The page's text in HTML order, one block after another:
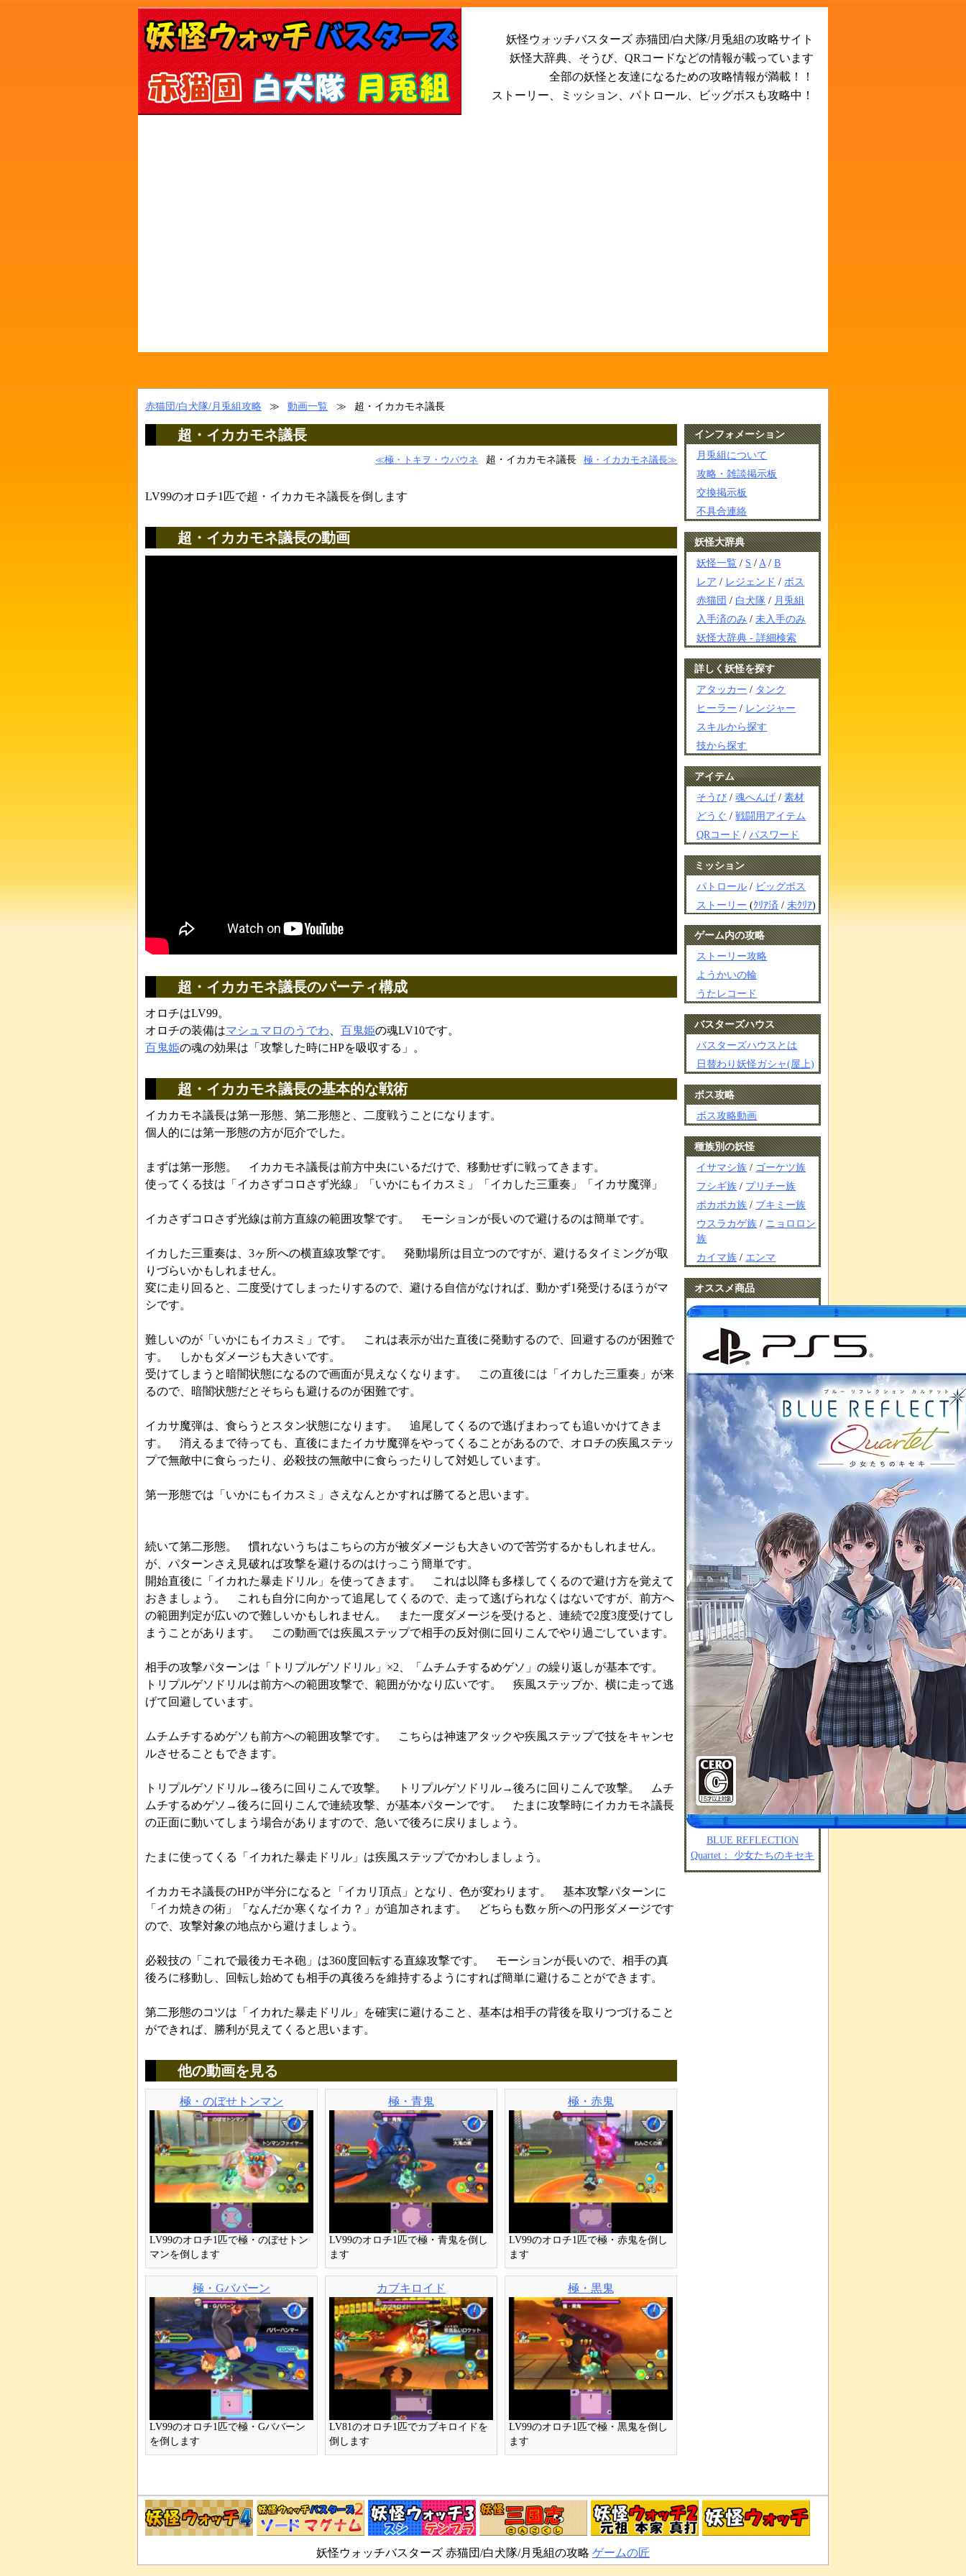
妖怪ウォッチバスターズ 赤猫団/白犬隊/月兎組の攻略サイト
妖怪大辞典、そうび、QRコードなどの情報が載っています
全部の妖怪と友達になるための攻略情報が満載！！
ストーリー、ミッション、パトロール、ビッグボスも攻略中！
赤猫団/白犬隊/月兎組攻略 ≫ 動画一覧 ≫ 超・イカカモネ議長
超・イカカモネ議長
≪極・トキヲ・ウバウネ 超・イカカモネ議長 極・イカカモネ議長≫
LV99のオロチ1匹で超・イカカモネ議長を倒します
超・イカカモネ議長の動画
超・イカカモネ議長のパーティ構成
オロチはLV99。
オロチの装備はマシュマロのうでわ 百鬼姫の魂LV10です。
百鬼姫の魂の効果は「攻撃した時にHPを吸収する」。
超・イカカモネ議長の基本的な戦術
イカカモネ議長は第一形態、第二形態と、二度戦うことになります。
個人的には第一形態の方が厄介でした。
まずは第一形態。 イカカモネ議長は前方中央にいるだけで、移動せずに戦ってきます。
使ってくる技は「イカさずコロさず光線」「いかにもイカスミ」「イカした三重奏」「イカサ魔弾」
イカさずコロさず光線は前方直線の範囲攻撃です。 モーションが長いので避けるのは簡単です。
イカした三重奏は、3ヶ所への横直線攻撃です。 発動場所は目立つのですが、避けるタイミングが取
りづらいかもしれません。
変に走り回ると、二度受けてしまったりするので、避ける自信がなければ、動かず1発受けるほうがマ
シです。
難しいのが「いかにもイカスミ」です。 これは表示が出た直後に発動するので、回避するのが困難で
す。 しかもダメージも大きいです。
受けてしまうと暗闇状態になるので画面が見えなくなります。 この直後には「イカした三重奏」が来
るので、暗闇状態だとそちらも避けるのが困難です。
イカサ魔弾は、食らうとスタン状態になります。 追尾してくるので逃げまわっても追いかけてきま
す。 消えるまで待っても、直後にまたイカサ魔弾をやってくることがあるので、オロチの疾風ステッ
プで無敵中に食らったり、必殺技の無敵中に食らったりして対処しています。
第一形態では「いかにもイカスミ」さえなんとかすれば勝てると思います。
続いて第二形態。 慣れないうちはこちらの方が被ダメージも大きいので苦労するかもしれません。
が、パターンさえ見破れば攻撃を避けるのはけっこう簡単です。
開始直後に「イカれた暴走ドリル」を使ってきます。 これは以降も多様してくるので避け方を覚えて
おきましょう。 これも自分に向かって追尾してくるので、走って逃げられなくはないですが、前方へ
の範囲判定が広いので難しいかもしれません。 また一度ダメージを受けると、連続で2度3度受けてし
まうことがあります。 この動画では疾風ステップで相手の反対側に回りこんでやり過ごしています。
相手の攻撃パターンは「トリプルゲソドリル」×2、「ムチムチするめゲソ」の繰り返しが基本です。
トリプルゲソドリルは前方への範囲攻撃で、範囲がかなり広いです。 疾風ステップか、横に走って逃
げて回避しています。
ムチムチするめゲソも前方への範囲攻撃です。 こちらは神速アタックや疾風ステップで技をキャンセ
ルさせることもできます。
トリプルゲソドリル→後ろに回りこんで攻撃。 トリプルゲソドリル→後ろに回りこんで攻撃。 ムチ
ムチするめゲソ→後ろに回りこんで連続攻撃、が基本パターンです。 たまに攻撃時にイカカモネ議長
の正面に動いてしまう場合がありますので、急いで後ろに戻りましょう。
たまに使ってくる「イカれた暴走ドリル」は疾風ステップでかわしましょう。
イカカモネ議長のHPが半分になると「イカリ頂点」となり、色が変わります。 基本攻撃パターンに
「イカ焼きの術」「なんだか寒くなイカ？」が追加されます。 どちらも数ヶ所への円形ダメージです
ので、攻撃対象の地点から避けましょう。
必殺技の「これで最後カモネ砲」は360度回転する直線攻撃です。 モーションが長いので、相手の真
後ろに移動し、回転し始めても相手の真後ろを維持するようにすれば簡単に避けることができます。
第二形態のコツは「イカれた暴走ドリル」を確実に避けること、基本は相手の背後を取りつづけること
ができれば、勝利が見えてくると思います。
他の動画を見る
極・のぼせトンマン
LV99のオロチ1匹で極・のぼせトン
マンを倒します
極・青鬼
LV99のオロチ1匹で極・青鬼を倒し
ます
極・赤鬼
LV99のオロチ1匹で極・赤鬼を倒し
ます
極・Gババーン
LV99のオロチ1匹で極・Gババーン
を倒します
カブキロイド
LV81のオロチ1匹でカブキロイドを
倒します
極・黒鬼
LV99のオロチ1匹で極・黒鬼を倒し
ます
インフォメーション
月兎組について
攻略・雑談掲示板
交換掲示板
不具合連絡
妖怪大辞典
妖怪一覧 / S / A /B
レア / レジェンド / ボス
赤猫団 / 白犬隊 / 月兎組
入手済のみ /未入手のみ
妖怪大辞典 - 詳細検索
詳しく妖怪を探す
アタッカー / タンク
ヒーラー / レンジャー
スキルから探す
技から探す
アイテム
そうび /魂へんげ /素材
どうぐ /戦闘用アイテム
QRコード /パスワード
ミッション
パトロール / ビッグボス
ストーリー (ｸﾘｱ済 /未ｸﾘｱ)
ゲーム内の攻略
ストーリー攻略
ようかいの輪
うたレコード
バスターズハウス
バスターズハウスとは
日替わり妖怪ガシャ(屋上)
ボス攻略
ボス攻略動画
種族別の妖怪
イサマシ族 / ゴーケツ族
フシギ族 / プリチー族
ポカポカ族 / ブキミー族
ウスラカゲ族 / ニョロロン
族
カイマ族 / エンマ
オススメ商品
BLUE REFLECTION
Quartet： 少女たちのキセキ
妖怪ウォッチバスターズ 赤猫団/白犬隊/月兎組の攻略 ゲームの匠